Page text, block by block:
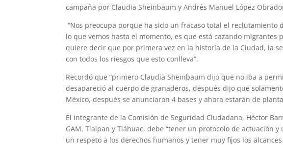
campaña por Claudia Sheinbaum y Andrés Manuel López
“Nos preocupa porque ha sido un fracaso total el reclutamiento
lo que vemos hasta el momento, es que está cazando
quiere decir que por primera vez en la historia de la Ciudad, la
con todos los riesgos que esto conlleva”.
Recordó que “primero Claudia Sheinbaum dijo que no iba a
desapareció al cuerpo de granaderos, después dijo que
México, después se anunciaron 4 bases y ahora estarán de
El integrante de la Comisión de Seguridad Ciudadana, Héctor
GAM, Tlalpan y Tláhuac, debe “tener un protocolo de actuación
un respeto a los derechos humanos y tener muy fijos los